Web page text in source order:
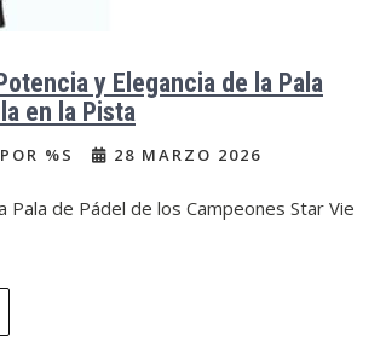
y Elegancia de la Pala
en la Pista
%S 28 MARZO 2026
Pala de Pádel de los Campeones Star Vie